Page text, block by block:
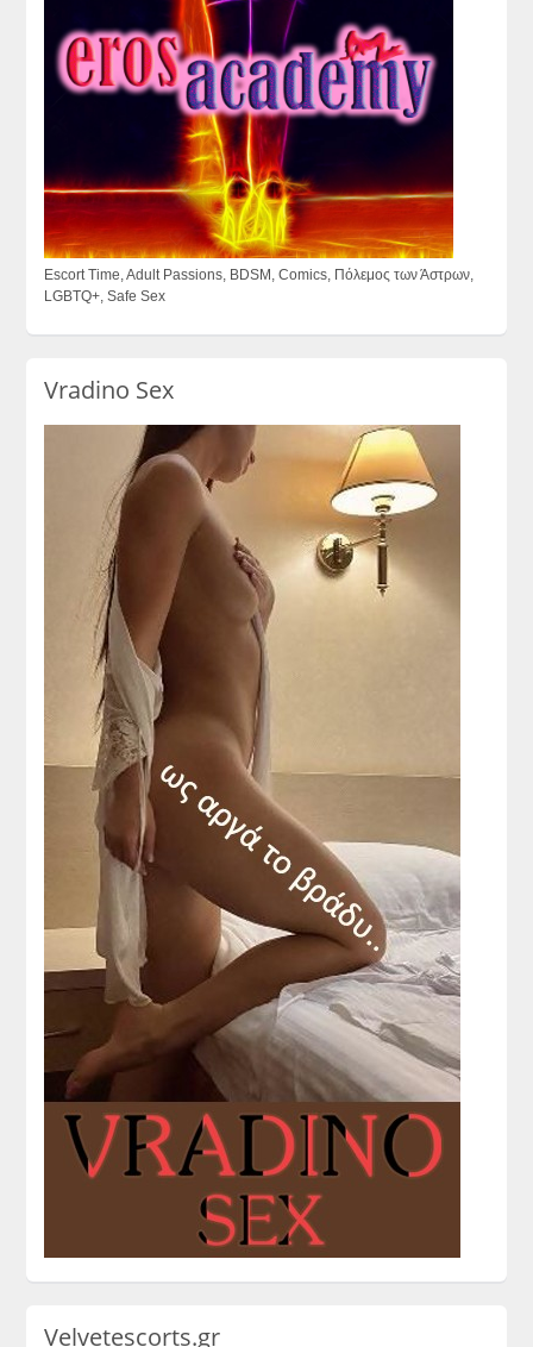
Escort Time, Adult Passions, BDSM, Comics, Πόλεμος των Άστρων,
LGBTQ+, Safe Sex
Vradino Sex
Velvetescorts.gr